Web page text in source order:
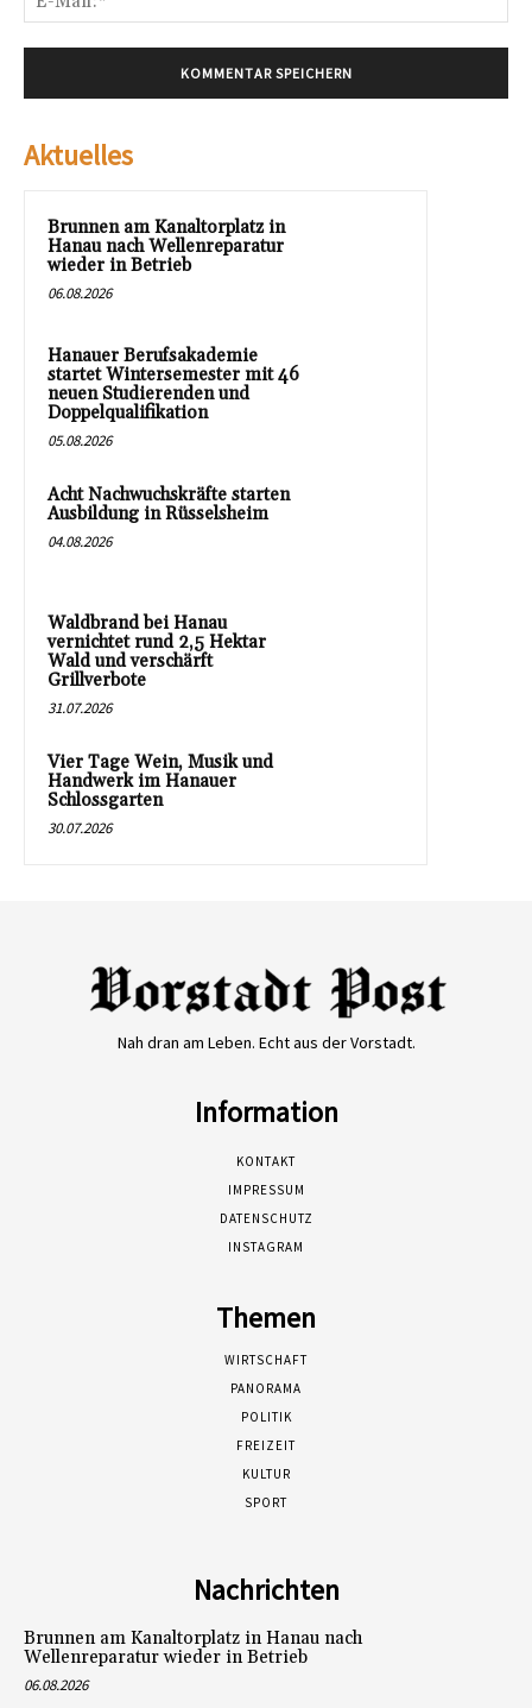
Aktuelles
Brunnen am Kanaltorplatz in
Hanau nach Wellenreparatur
wieder in Betrieb
06.08.2026
Hanauer Berufsakademie
startet Wintersemester mit 46
neuen Studierenden und
Doppelqualifikation
05.08.2026
Acht Nachwuchskräfte starten
Ausbildung in Rüsselsheim
04.08.2026
Waldbrand bei Hanau
vernichtet rund 2,5 Hektar
Wald und verschärft
Grillverbote
31.07.2026
Vier Tage Wein, Musik und
Handwerk im Hanauer
Schlossgarten
30.07.2026
Nah dran am Leben. Echt aus der Vorstadt.
Information
KONTAKT
IMPRESSUM
DATENSCHUTZ
INSTAGRAM
Themen
WIRTSCHAFT
PANORAMA
POLITIK
FREIZEIT
KULTUR
SPORT
Nachrichten
Brunnen am Kanaltorplatz in Hanau nach
Wellenreparatur wieder in Betrieb
06.08.2026